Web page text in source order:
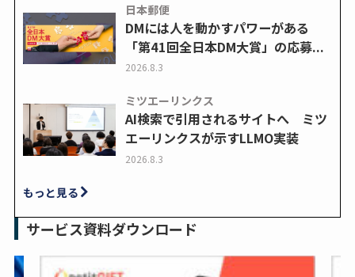
日本郵便
DMには人を動かすパワーがある
「第41回全日本DM大賞」の応募...
2026.8.3
ミツエーリンクス
AI検索で引用されるサイトへ ミツ
エーリンクスが示すLLMO実装
2026.8.3
もっと見る
サービス資料ダウンロード